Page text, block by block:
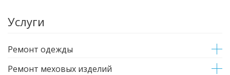
Услуги
Ремонт одежды
Ремонт меховых изделий